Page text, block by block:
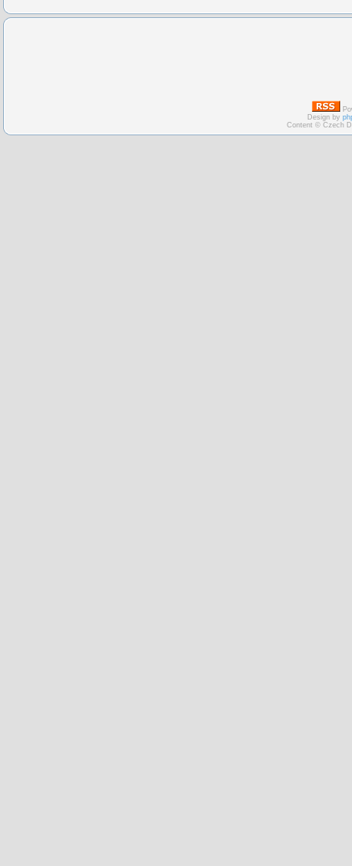
Design by
Content © Czech